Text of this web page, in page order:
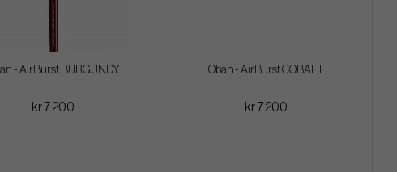
- AirBurst BURGUNDY
kr 7 200
Oban - AirBurst COBALT
kr 7 200